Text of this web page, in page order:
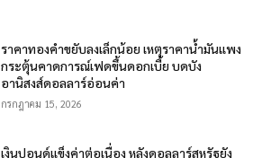
ราคาทองคำขยับลงเล็กน้อย เหตุราคาน้ำมันแพง
กระตุ้นคาดการณ์เฟดขึ้นดอกเบี้ย บดบัง
อานิสงส์ดอลลาร์อ่อนค่า
กรกฎาคม 15, 2026
เงินปอนด์แข็งค่าต่อเนื่อง หลังดอลลาร์สหรัฐยัง